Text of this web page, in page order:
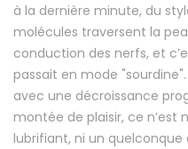
à la dernière minute, du
molécules traversent la
conduction des nerfs, et
passait en mode
avec une décroissance
montée de plaisir, ce n’est
lubrifiant, ni un quelconque